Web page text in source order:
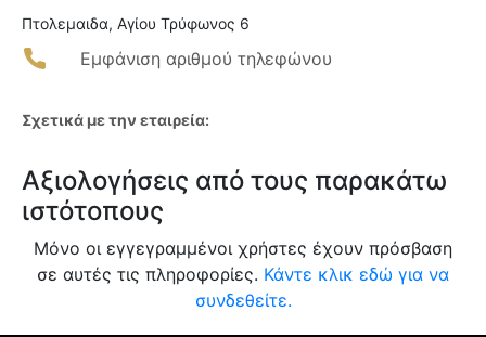
Πτολεμαιδα, Αγίου Τρύφωνος 6
Εμφάνιση αριθμού τηλεφώνου
Σχετικά με την εταιρεία:
Αξιολογήσεις από τους παρακάτω
ιστότοπους
Μόνο οι εγγεγραμμένοι χρήστες έχουν πρόσβαση
σε αυτές τις πληροφορίες. Κάντε κλικ εδώ για να
συνδεθείτε.